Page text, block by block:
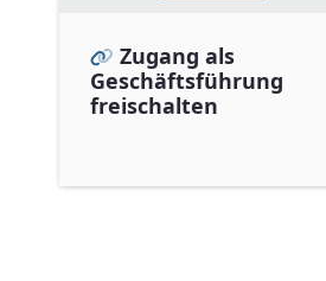
Zugang als
Geschäftsführung
freischalten